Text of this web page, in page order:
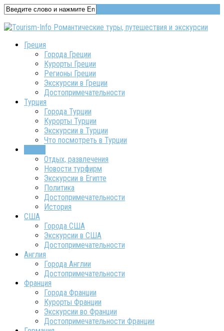
Греция
Города Греции
Курорты Греции
Регионы Греции
Экскурсии в Греции
Достопримечательности
Турция
Города Турции
Курорты Турции
Экскурсии в Турции
Что посмотреть в Турции
Отдых, развлечения
Новости турфирм
Экскурсии в Египте
Политика
Достопримечательности
История
США
Города США
Экскурсии в США
Достопримечательности
Англия
Города Англии
Достопримечательности
Франция
Города Франции
Курорты Франции
Экскурсии во Франции
Достопримечательности Франции